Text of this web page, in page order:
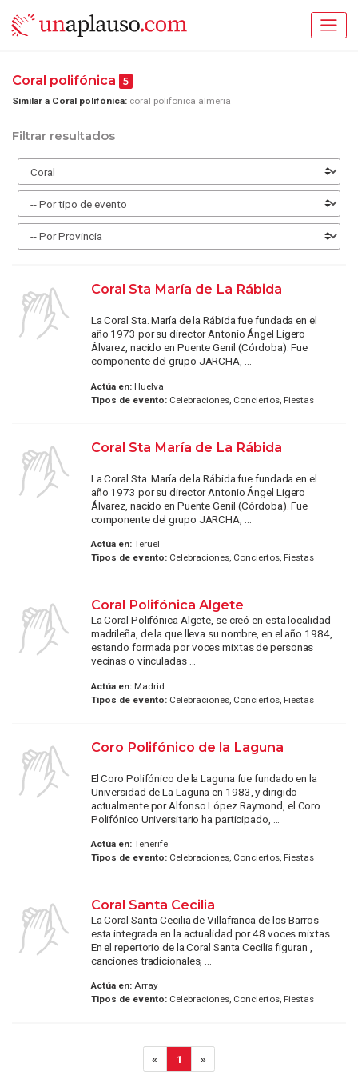
Coral polifónica 5
Similar a Coral polifónica: coral polifonica almeria
Filtrar resultados
Coral Sta María de La Rábida
La Coral Sta. María de la Rábida fue fundada en el
año 1973 por su director Antonio Ángel Ligero
Álvarez, nacido en Puente Genil (Córdoba). Fue
componente del grupo JARCHA, ...
Actúa en:Huelva
Tipos de evento:Celebraciones, Conciertos, Fiestas
Coral Sta María de La Rábida
La Coral Sta. María de la Rábida fue fundada en el
año 1973 por su director Antonio Ángel Ligero
Álvarez, nacido en Puente Genil (Córdoba). Fue
componente del grupo JARCHA, ...
Actúa en:Teruel
Tipos de evento:Celebraciones, Conciertos, Fiestas
Coral Polifónica Algete
La Coral Polifónica Algete, se creó en esta localidad
madrileña, de la que lleva su nombre, en el año 1984,
estando formada por voces mixtas de personas
vecinas o vinculadas ...
Actúa en:Madrid
Tipos de evento:Celebraciones, Conciertos, Fiestas
Coro Polifónico de la Laguna
El Coro Polifónico de la Laguna fue fundado en la
Universidad de La Laguna en 1983, y dirigido
actualmente por Alfonso López Raymond, el Coro
Polifónico Universitario ha participado, ...
Actúa en:Tenerife
Tipos de evento:Celebraciones, Conciertos, Fiestas
Coral Santa Cecilia
La Coral Santa Cecilia de Villafranca de los Barros
esta integrada en la actualidad por 48 voces mixtas.
En el repertorio de la Coral Santa Cecilia figuran ,
canciones tradicionales, ...
Actúa en:Array
Tipos de evento:Celebraciones, Conciertos, Fiestas
« 1 »